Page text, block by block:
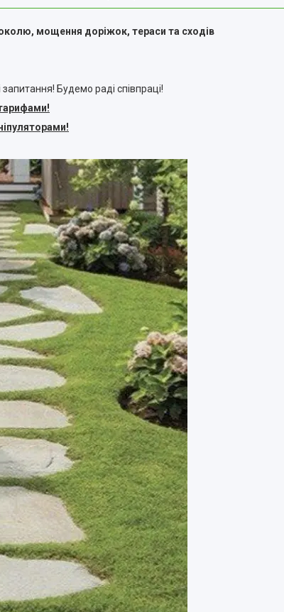
мощення доріжок, тераси та сходів
Будемо раді співпраці!